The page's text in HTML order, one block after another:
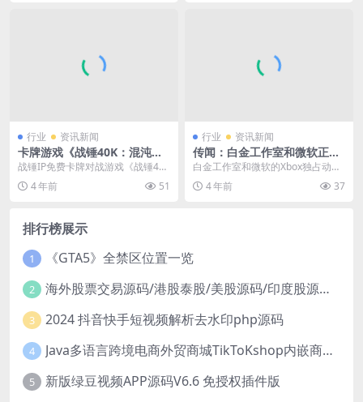
行业 资讯新闻
卡牌游戏《战锤40K：混沌锻
造》开启第二轮试玩
战锤IP免费卡牌对战游戏《战锤40
K：混沌锻造（Warhammer 40,00
0... 4 年前 51
行业 资讯新闻
传闻：白金工作室和微软正在
准备复活《龙鳞化身》
白金工作室和微软的Xbox独占动作
游戏《龙鳞化身》已被取消多年，
最近有传闻称，该...
4 年前 37
排行榜展示
1 《GTA5》全禁区位置一览
2 海外股票交易源码/港股泰股/美股源码/印度股源码/马拉西亚股票源码/国际股票配资
3 2024 抖音快手短视频解析去水印php源码
4 Java多语言跨境电商外贸商城TikToKshop内嵌商城I商家入驻I一键铺
5 新版绿豆视频APP源码V6.6 免授权插件版